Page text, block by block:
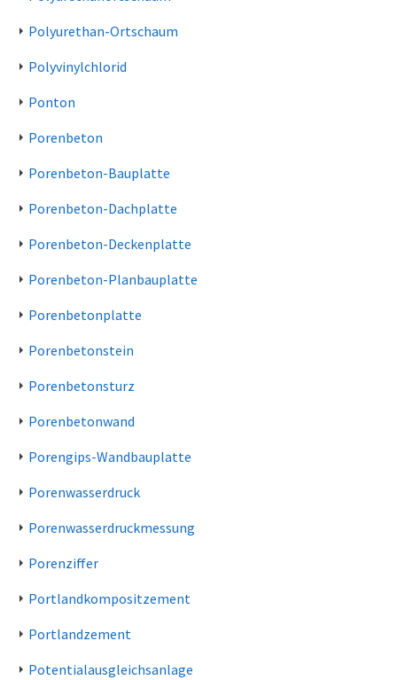
Polyurethan-Ortschaum
Polyvinylchlorid
Ponton
Porenbeton
Porenbeton-Bauplatte
Porenbeton-Dachplatte
Porenbeton-Deckenplatte
Porenbeton-Planbauplatte
Porenbetonplatte
Porenbetonstein
Porenbetonsturz
Porenbetonwand
Porengips-Wandbauplatte
Porenwasserdruck
Porenwasserdruckmessung
Porenziffer
Portlandkompositzement
Portlandzement
Potentialausgleichsanlage